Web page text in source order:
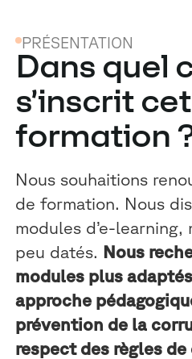
PRÉSENTATION
Dans quel
s’inscrit
formation
Nous souhaitions
de formation. Nous
modules d’e-
peu datés. Nous
modules plus
approche
prévention de la
respect des règles